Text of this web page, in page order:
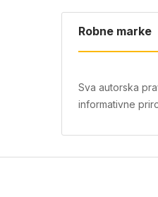
Robne marke
Sva autorska
informativne